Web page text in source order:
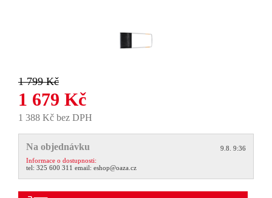
1 799 Kč
1 679 Kč
1 388 Kč bez DPH
Na objednávku
9.8. 9:36
Informace o dostupnosti:
tel: 325 600 311 email: eshop@oaza.cz